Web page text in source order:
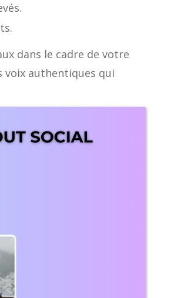
dans le cadre de votre
voix authentiques qui